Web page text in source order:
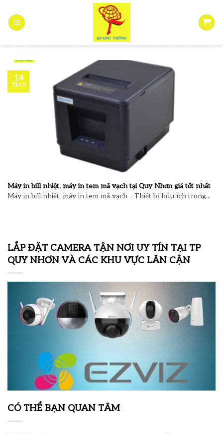
content
Máy in bill nhiệt, máy in tem mã vạch tại Quy Nhơn giá tốt nhất
Máy in bill nhiệt, máy in tem mã vạch – Thiết bị hữu ích trong...
14
Th10
LẮP ĐẶT CAMERA TẬN NƠI UY TÍN TẠI TP
QUY NHƠN VÀ CÁC KHU VỰC LÂN CẬN
CÓ THỂ BẠN QUAN TÂM